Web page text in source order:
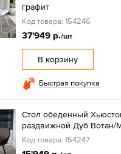
графит
Код товара: 154246
37'949 р./шт
В корзину
Быстрая покупка
Стол обеденный
раздвижной Дуб Вотан/
Код товара: 154247